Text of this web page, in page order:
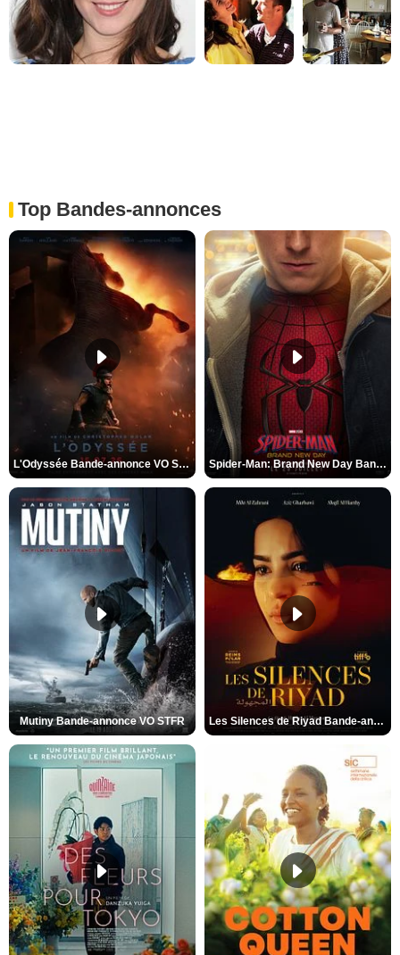
Top Bandes-annonces
L'Odyssée Bande-annonce VO STFR Spider-Man: Brand New Day Bande-annonce VO STFR
Mutiny Bande-annonce VO STFR Les Silences de Riyad Bande-annonce VO STFR